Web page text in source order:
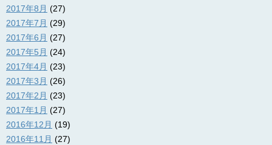
2017年8月 (27)
2017年7月 (29)
2017年6月 (27)
2017年5月 (24)
2017年4月 (23)
2017年3月 (26)
2017年2月 (23)
2017年1月 (27)
2016年12月 (19)
2016年11月 (27)